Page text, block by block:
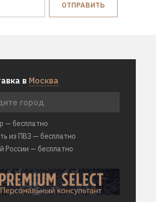
ОТПРАВИТЬ
в Москва
— бесплатно
из ПВЗ — бесплатно
России — бесплатно